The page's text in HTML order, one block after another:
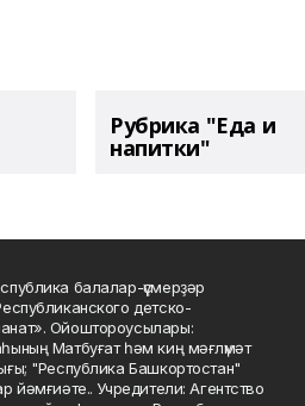
Рубрика "Еда и
напитки"
балалар-үҫмерҙәр
детско-
Ойоштороусылары:
Матбуғат һәм киң мәғлүмәт
"Республика Башкортостан"
йәмғиәте.. Учредители: Агентство